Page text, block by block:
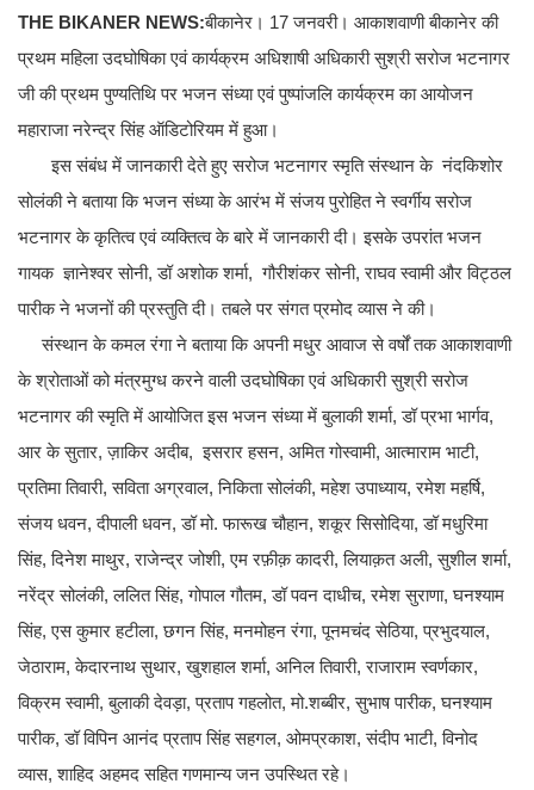
THE BIKANER NEWS:बीकानेर। 17 जनवरी। आकाशवाणी बीकानेर की
प्रथम महिला उदघोषिका एवं कार्यक्रम अधिशाषी अधिकारी सुश्री सरोज भटनागर
जी की प्रथम पुण्‍यतिथि पर भजन संध्‍या एवं पुष्‍पांजलि कार्यक्रम का आयोजन
महाराजा नरेन्‍द्र सिंह ऑडिटोरियम में हुआ।
इस संबंध में जानकारी देते हुए सरोज भटनागर स्‍मृति संस्‍थान के नंदकिशोर
सोलंकी ने बताया कि भजन संध्‍या के आरंभ में संजय पुरोहित ने स्वर्गीय सरोज
भटनागर के कृतित्व एवं व्यक्तित्व के बारे में जानकारी दी। इसके उपरांत भजन
गायक ज्ञानेश्‍वर सोनी, डॉ अशोक शर्मा, गौरीशंकर सोनी, राघव स्‍वामी और विट्ठल
पारीक ने भजनों की प्रस्‍तुति दी। तबले पर संगत प्रमोद व्यास ने की।
संस्थान के कमल रंगा ने बताया कि अपनी मधुर आवाज से वर्षों तक आकाशवाणी
के श्रोताओं को मंत्रमुग्‍ध करने वाली उदघोषिका एवं अधिकारी सुश्री सरोज
भटनागर की स्मृति में आयोजित इस भजन संध्या में बुलाकी शर्मा, डॉ प्रभा भार्गव,
आर के सुतार, ज़ाकिर अदीब, इसरार हसन, अमित गोस्वामी, आत्माराम भाटी,
प्रतिमा तिवारी, सविता अग्रवाल, निकिता सोलंकी, महेश उपाध्याय, रमेश महर्षि,
संजय धवन, दीपाली धवन, डॉ मो. फारूख चौहान, शकूर सिसोदिया, डॉ मधुरिमा
सिंह, दिनेश माथुर, राजेन्द्र जोशी, एम रफ़ीक़ कादरी, लियाक़त अली, सुशील शर्मा,
नरेंद्र सोलंकी, ललित सिंह, गोपाल गौतम, डॉ पवन दाधीच, रमेश सुराणा, घनश्याम
सिंह, एस कुमार हटीला, छगन सिंह, मनमोहन रंगा, पूनमचंद सेठिया, प्रभुदयाल,
जेठाराम, केदारनाथ सुथार, खुशहाल शर्मा, अनिल तिवारी, राजाराम स्वर्णकार,
विक्रम स्वामी, बुलाकी देवड़ा, प्रताप गहलोत, मो.शब्बीर, सुभाष पारीक, घनश्याम
पारीक, डॉ विपिन आनंद प्रताप सिंह सहगल, ओमप्रकाश, संदीप भाटी, विनोद
व्यास, शाहिद अहमद सहित गणमान्य जन उपस्थित रहे।